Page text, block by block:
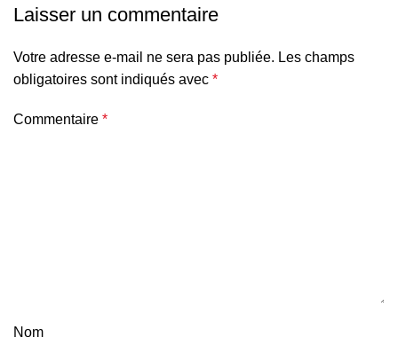
Laisser un commentaire
Votre adresse e-mail ne sera pas publiée. Les champs
obligatoires sont indiqués avec *
Commentaire *
Nom